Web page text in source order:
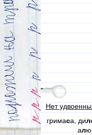
Нет
гримаса, дил
ал